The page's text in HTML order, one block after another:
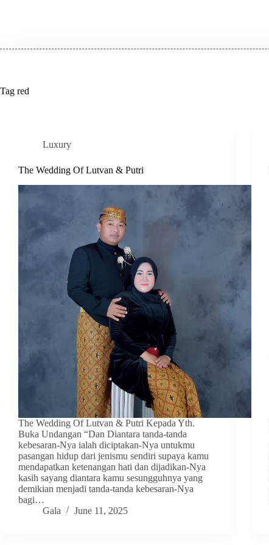
Tag red
Luxury
The Wedding Of Lutvan & Putri
The Wedding Of Lutvan & Putri Kepada Yth.
Buka Undangan “Dan Diantara tanda-tanda
kebesaran-Nya ialah diciptakan-Nya untukmu
pasangan hidup dari jenismu sendiri supaya kamu
mendapatkan ketenangan hati dan dijadikan-Nya
kasih sayang diantara kamu sesungguhnya yang
demikian menjadi tanda-tanda kebesaran-Nya
bagi…
Gala
June 11, 2025